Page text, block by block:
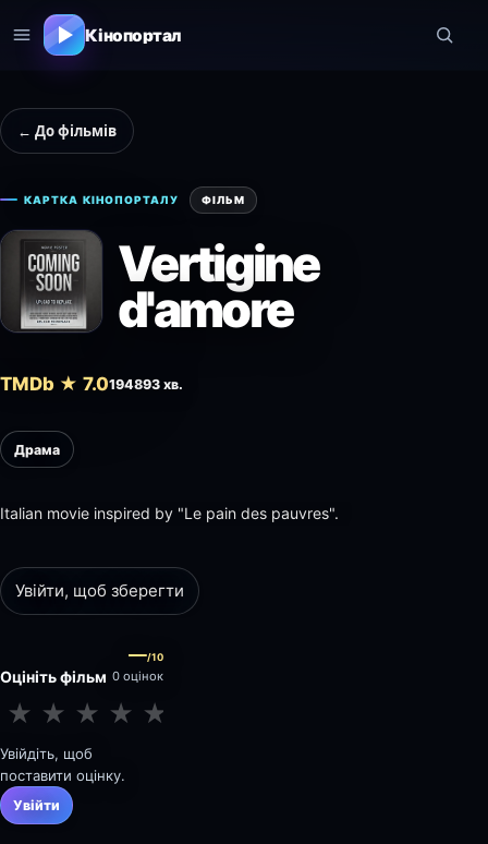
Кінопортал
← До фільмів
КАРТКА КІНОПОРТАЛУ ФІЛЬМ
Vertigine
d'amore
TMDb ★ 7.0194893 хв.
Драма
Italian movie inspired by "Le pain des pauvres".
Увійти, щоб зберегти
Оцініть фільм
—/10
0 оцінок
★ ★ ★ ★ ★
Увійдіть, щоб
поставити оцінку.
Увійти